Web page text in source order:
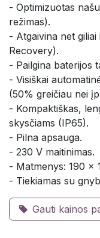
- Optimizuotas
režimas).
- Atgaivina net
Recovery).
- Pailgina baterijos
- Visiškai
(50% greičiau nei
- Kompaktiškas,
skysčiams (IP65).
- Pilna apsauga.
- 230 V maitinimas.
- Matmenys: 190 x
- Tiekiamas su
Gauti kainos